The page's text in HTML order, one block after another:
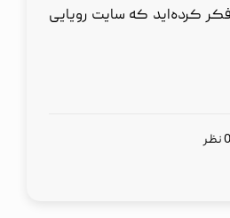
فکر کرده‌اید که سایت رویایی
0 نظر